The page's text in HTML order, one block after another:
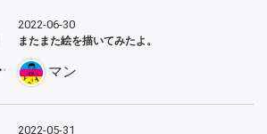
2022-06-30
またまた絵を描いてみたよ。
マン
2022-05-31